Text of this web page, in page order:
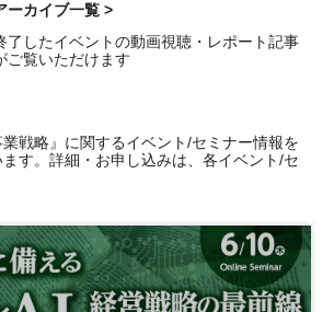
ーカイブ一覧 >
了したイベントの動画視聴・レポート記事
ご覧いただけます
戦略』に関するイベント/セミナー情報を
す。詳細・お申し込みは、各イベント/セ